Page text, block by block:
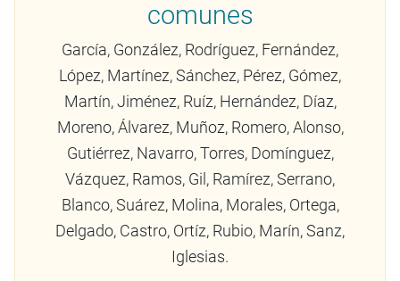
comunes
García, González, Rodríguez, Fernández,
López, Martínez, Sánchez, Pérez, Gómez,
Martín, Jiménez, Ruíz, Hernández, Díaz,
Moreno, Álvarez, Muñoz, Romero, Alonso,
Gutiérrez, Navarro, Torres, Domínguez,
Vázquez, Ramos, Gil, Ramírez, Serrano,
Blanco, Suárez, Molina, Morales, Ortega,
Delgado, Castro, Ortíz, Rubio, Marín, Sanz,
Iglesias.